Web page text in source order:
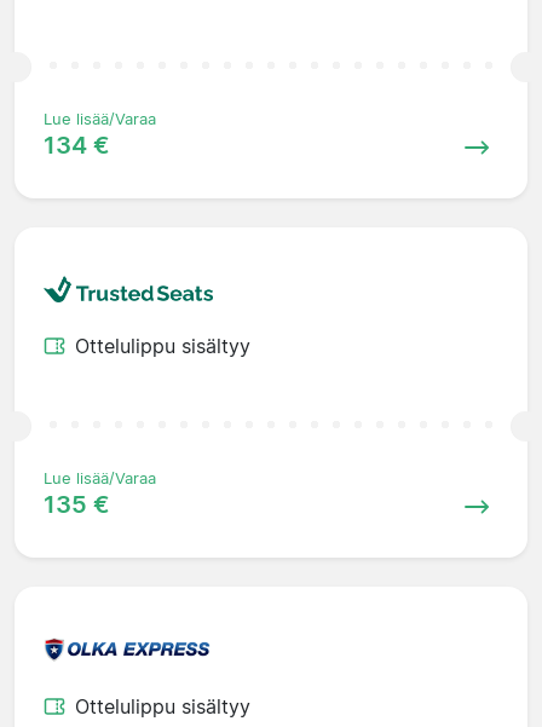
Lue lisää/Varaa
134 €
Ottelulippu sisältyy
Lue lisää/Varaa
135 €
Ottelulippu sisältyy